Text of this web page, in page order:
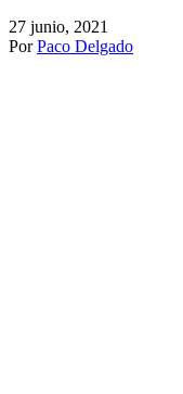
27 junio, 2021
PorPaco Delgado